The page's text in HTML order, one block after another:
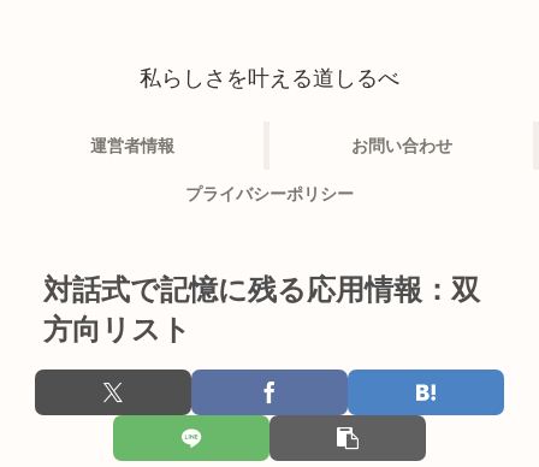
私らしさを叶える道しるべ
運営者情報 お問い合わせ
プライバシーポリシー
対話式で記憶に残る応用情報：双
方向リスト